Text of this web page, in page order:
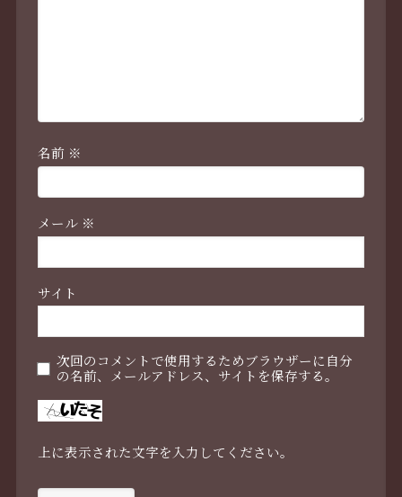
名前 ※
メール ※
サイト
次回のコメントで使用するためブラウザーに自分
の名前、メールアドレス、サイトを保存する。
上に表示された文字を入力してください。